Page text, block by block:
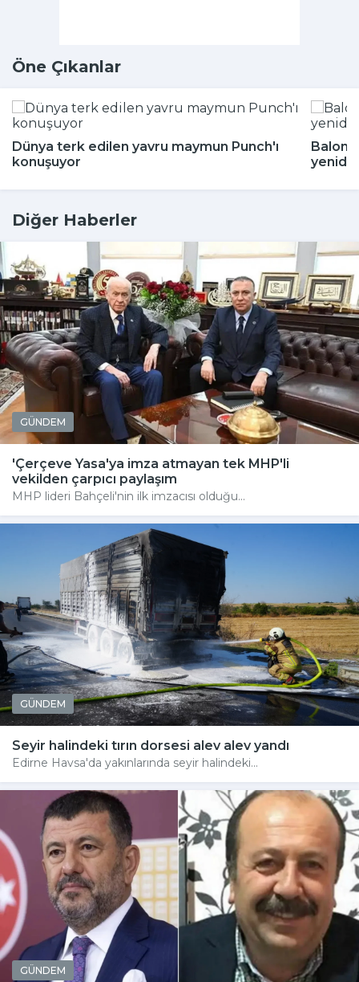
Öne Çıkanlar
Dünya terk edilen yavru maymun Punch'ı
konuşuyor
Balon
Diğer Haberler
GÜNDEM
'Çerçeve Yasa'ya imza atmayan tek MHP'li
vekilden çarpıcı paylaşım
MHP lideri Bahçeli'nin ilk imzacısı olduğu...
GÜNDEM
Seyir halindeki tırın dorsesi alev alev yandı
Edirne Havsa'da yakınlarında seyir halindeki...
GÜNDEM